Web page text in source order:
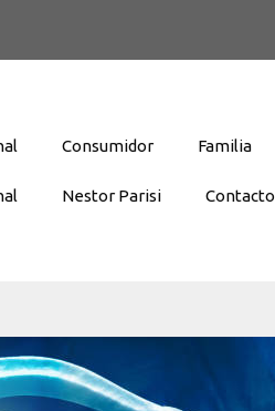
Consumidor Familia
Nestor Parisi Contacto